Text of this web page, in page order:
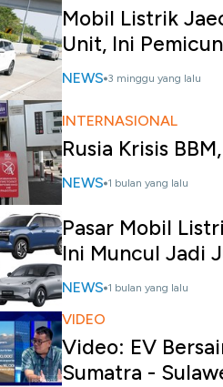
Mobil Listrik
Unit, Ini
NEWS 3 minggu yang lalu
INTERNASIONAL
Rusia Krisis
NEWS 1 bulan yang lalu
Pasar Mobil
Ini Muncul Jadi
NEWS 1 bulan yang lalu
VIDEO
Video: EV
Sumatra -